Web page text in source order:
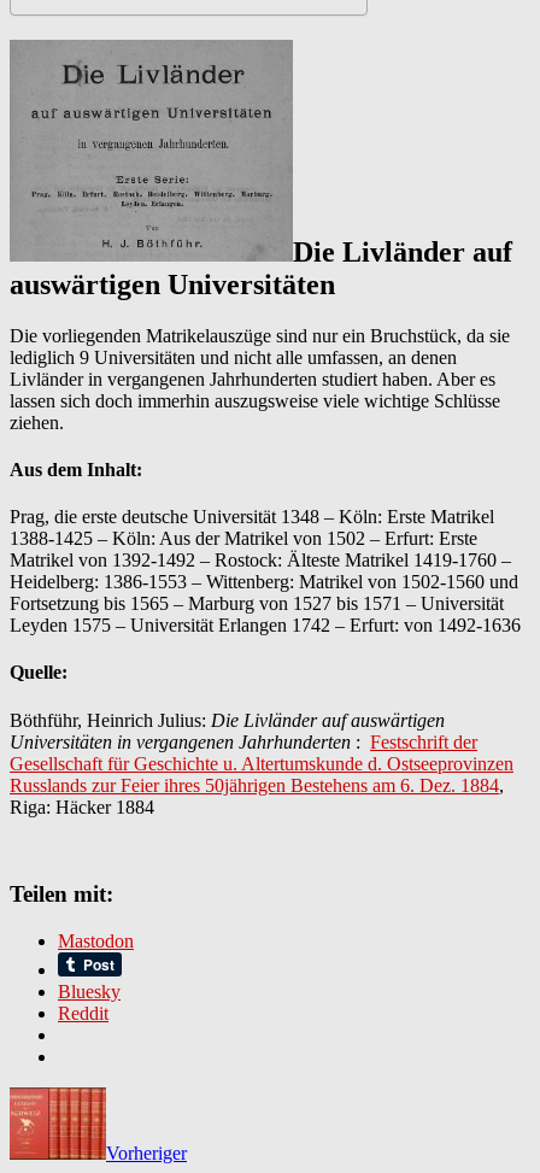
vergangenen
Jahrhunderten
Die Livländer auf
auswärtigen Universitäten
Die vorliegenden Matrikelauszüge sind nur ein Bruchstück, da sie
lediglich 9 Universitäten und nicht alle umfassen, an denen
Livländer in vergangenen Jahrhunderten studiert haben. Aber es
lassen sich doch immerhin auszugsweise viele wichtige Schlüsse
ziehen.
Aus dem Inhalt:
Prag, die erste deutsche Universität 1348 – Köln: Erste Matrikel
1388-1425 – Köln: Aus der Matrikel von 1502 – Erfurt: Erste
Matrikel von 1392-1492 – Rostock: Älteste Matrikel 1419-1760 –
Heidelberg: 1386-1553 – Wittenberg: Matrikel von 1502-1560 und
Fortsetzung bis 1565 – Marburg von 1527 bis 1571 – Universität
Leyden 1575 – Universität Erlangen 1742 – Erfurt: von 1492-1636
Quelle:
Böthführ, Heinrich Julius: Die Livländer auf auswärtigen
Universitäten in vergangenen Jahrhunderten : Festschrift der
Gesellschaft für Geschichte u. Altertumskunde d. Ostseeprovinzen
Russlands zur Feier ihres 50jährigen Bestehens am 6. Dez. 1884,
Riga: Häcker 1884
Teilen mit:
Mastodon
Bluesky
Reddit
Vorheriger